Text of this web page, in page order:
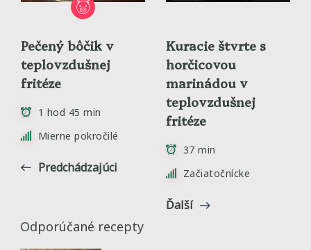
Pečený bôčik v
teplovzdušnej
fritéze
1 hod 45 min
Mierne pokročilé
Predchádzajúci
Kuracie štvrte s
horčicovou
marinádou v
teplovzdušnej
fritéze
37 min
Začiatočnícke
Ďalší
Odporúčané recepty